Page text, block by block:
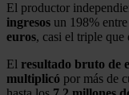
El productor
ingresos un 198%
euros, casi el triple que
El resultado bruto de
multiplicó por más de